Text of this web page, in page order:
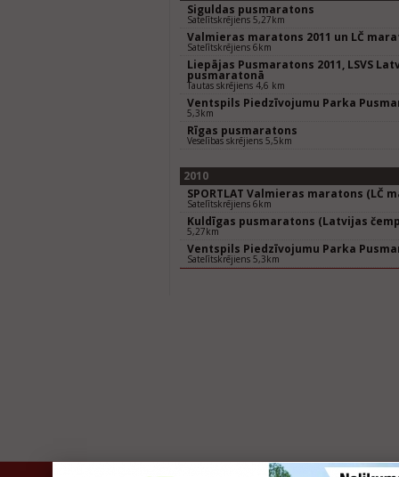
Siguldas pusmaratons
Satelītskrējiens 5,27km
Valmieras maratons 2011 un LČ
Satelītskrējiens 6km
Liepājas Pusmaratons 2011, LSVS
pusmaratonā
Tautas skrējiens 4,6 km
Ventspils Piedzīvojumu Parka
5,3km
Rīgas pusmaratons
Veselības skrējiens 5,5km
2010
SPORTLAT Valmieras maratons (LČ
Satelītskrējiens 6km
Kuldīgas pusmaratons (Latvijas
5,27km
Ventspils Piedzīvojumu Parka
Satelītskrējiens 5,3km